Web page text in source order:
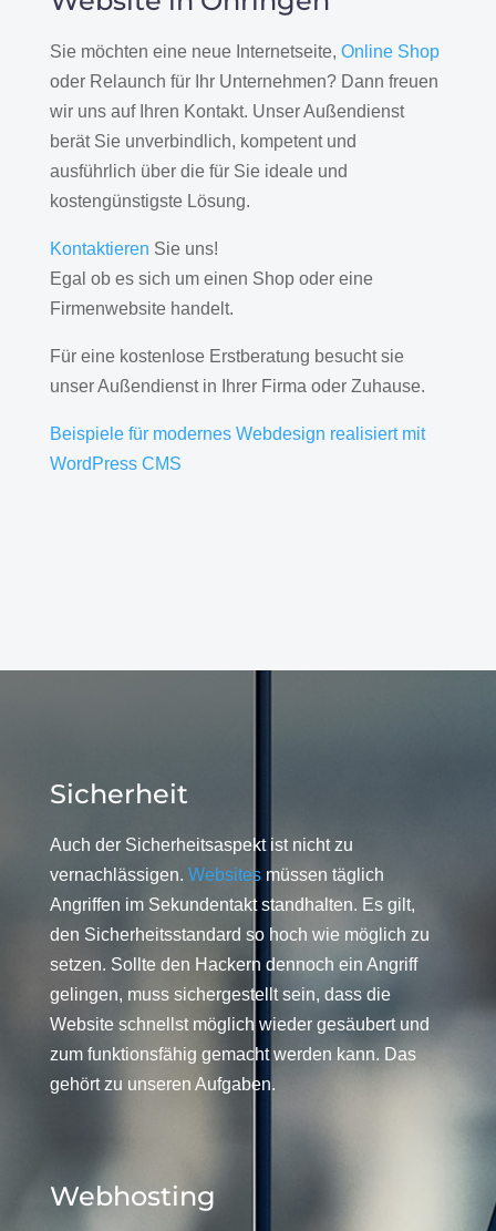
Sie möchten eine neue Internetseite, Online Shop
oder Relaunch für Ihr Unternehmen? Dann freuen
wir uns auf Ihren Kontakt. Unser Außendienst
berät Sie unverbindlich, kompetent und
ausführlich über die für Sie ideale und
kostengünstigste Lösung.
Kontaktieren Sie uns!
Egal ob es sich um einen Shop oder eine
Firmenwebsite handelt.
Für eine kostenlose Erstberatung besucht sie
unser Außendienst in Ihrer Firma oder Zuhause.
Beispiele für modernes Webdesign realisiert mit
WordPress CMS
Sicherheit
Auch der Sicherheitsaspekt ist nicht zu
vernachlässigen. Websitesmüssen täglich
Angriffen im Sekundentakt standhalten. Es gilt,
den Sicherheitsstandard so hoch wie möglich zu
setzen. Sollte den Hackern dennoch ein Angriff
gelingen, muss sichergestellt sein, dass die
Website schnellst möglich wieder gesäubert und
zum funktionsfähig gemacht werden kann. Das
gehört zu unseren Aufgaben.
Webhosting